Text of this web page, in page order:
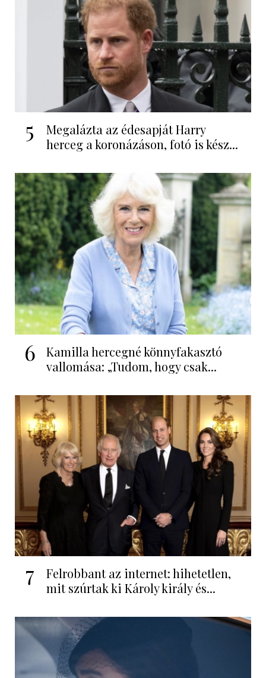
5
Megalázta az édesapját Harry
herceg a koronázáson, fotó is kész...
6
Kamilla hercegné könnyfakasztó
vallomása: „Tudom, hogy csak...
7
Felrobbant az internet: hihetetlen,
mit szúrtak ki Károly király és...